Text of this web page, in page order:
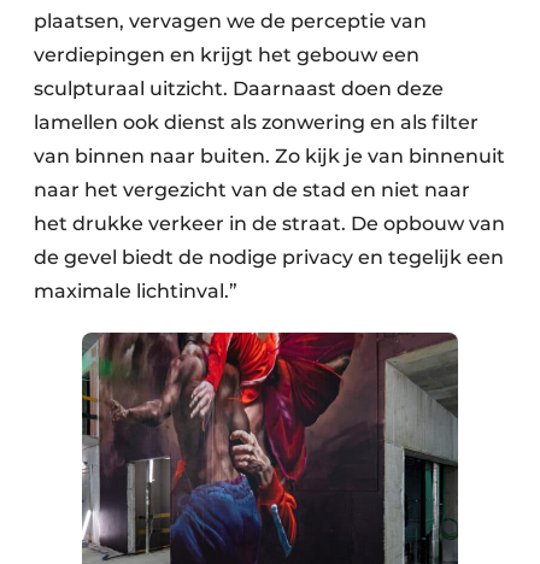
plaatsen, vervagen we de perceptie van
verdiepingen en krijgt het gebouw een
sculpturaal uitzicht. Daarnaast doen deze
lamellen ook dienst als zonwering en als filter
van binnen naar buiten. Zo kijk je van binnenuit
naar het vergezicht van de stad en niet naar
het drukke verkeer in de straat. De opbouw van
de gevel biedt de nodige privacy en tegelijk een
maximale lichtinval.”